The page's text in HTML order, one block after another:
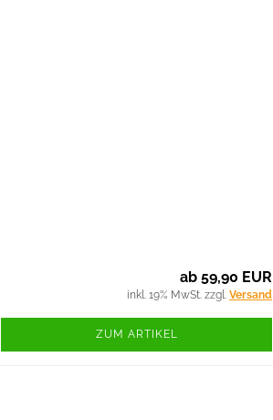
ab 59,90 EUR
inkl. 19% MwSt. zzgl. Versand
ZUM ARTIKEL